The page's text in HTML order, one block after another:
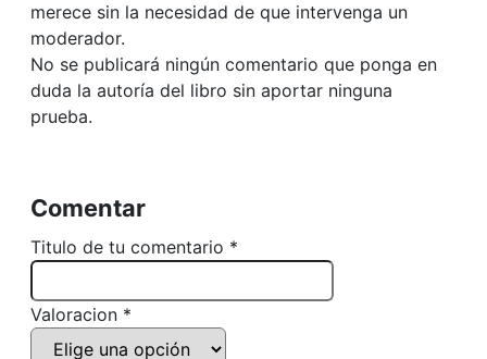
merece sin la necesidad de que intervenga un
moderador.
No se publicará ningún comentario que ponga en
duda la autoría del libro sin aportar ninguna
prueba.
Comentar
Titulo de tu comentario *
Valoracion *